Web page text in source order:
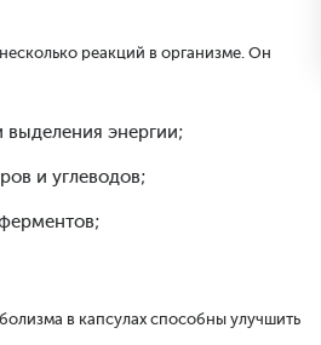
реакций в организме. Он
энергии;
и углеводов;
в капсулах способны улучшить